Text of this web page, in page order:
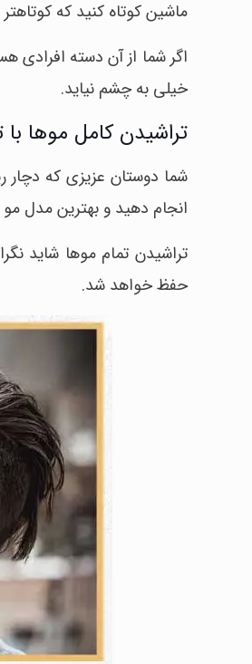
ماشین کوتاه کنید که
اگر شما از آن دسته افرادی
خیلی به چشم نیاید.
تراشیدن کامل موها با
شما دوستان عزیزی که
انجام دهید و بهترین مدل
تراشیدن تمام موها شاید
حفظ خواهد شد.